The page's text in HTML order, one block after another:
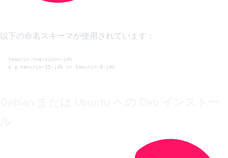
以下の命名スキーマが使用されています：
temurin-<version>-jdk
e.g temurin-25-jdk or temurin-8-jdk